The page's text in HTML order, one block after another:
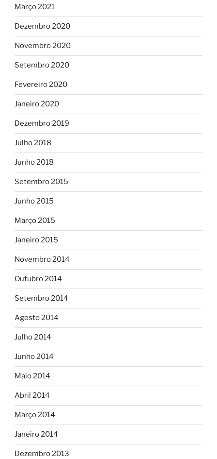
Março 2021
Dezembro 2020
Novembro 2020
Setembro 2020
Fevereiro 2020
Janeiro 2020
Dezembro 2019
Julho 2018
Junho 2018
Setembro 2015
Junho 2015
Março 2015
Janeiro 2015
Novembro 2014
Outubro 2014
Setembro 2014
Agosto 2014
Julho 2014
Junho 2014
Maio 2014
Abril 2014
Março 2014
Janeiro 2014
Dezembro 2013